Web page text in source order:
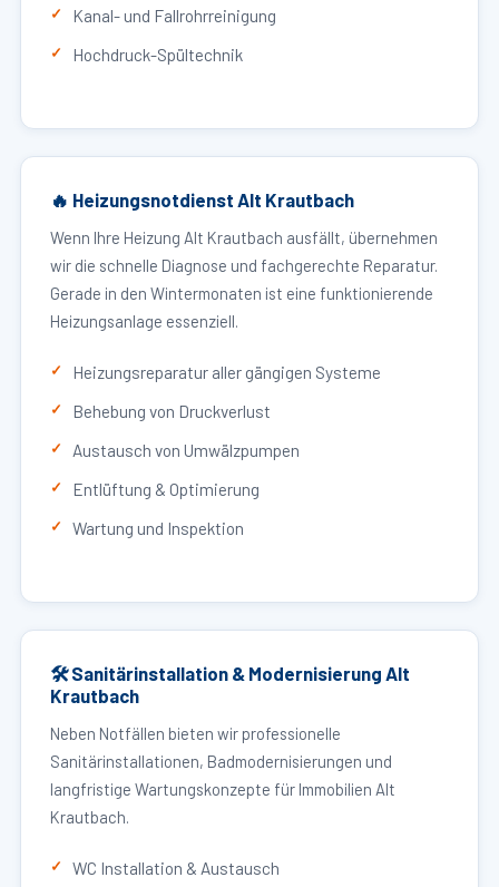
Kanal- und Fallrohrreinigung
Hochdruck-Spültechnik
🔥 Heizungsnotdienst Alt Krautbach
Wenn Ihre Heizung Alt Krautbach ausfällt, übernehmen
wir die schnelle Diagnose und fachgerechte Reparatur.
Gerade in den Wintermonaten ist eine funktionierende
Heizungsanlage essenziell.
Heizungsreparatur aller gängigen Systeme
Behebung von Druckverlust
Austausch von Umwälzpumpen
Entlüftung & Optimierung
Wartung und Inspektion
🛠 Sanitärinstallation & Modernisierung Alt
Krautbach
Neben Notfällen bieten wir professionelle
Sanitärinstallationen, Badmodernisierungen und
langfristige Wartungskonzepte für Immobilien Alt
Krautbach.
WC Installation & Austausch